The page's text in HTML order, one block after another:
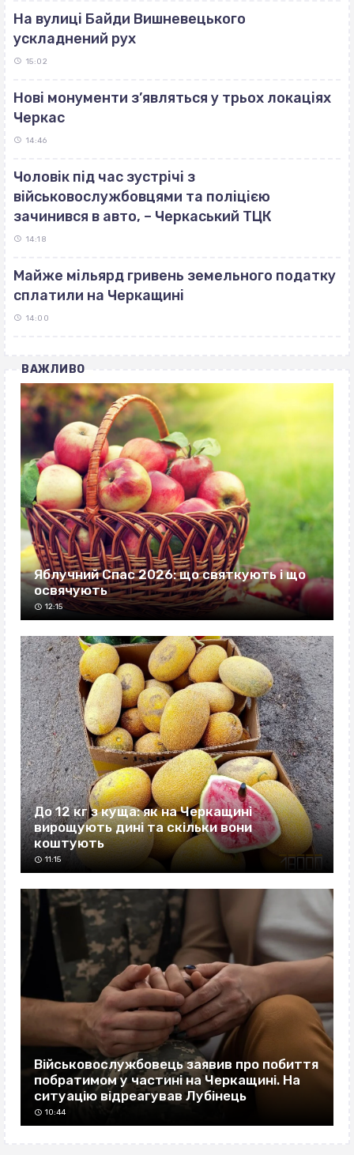
На вулиці Байди Вишневецького
ускладнений рух
15:02
Нові монументи з’являться у трьох локаціях
Черкас
14:46
Чоловік під час зустрічі з
військовослужбовцями та поліцією
зачинився в авто, – Черкаський ТЦК
14:18
Майже мільярд гривень земельного податку
сплатили на Черкащині
14:00
ВАЖЛИВО
Яблучний Спас 2026: що святкують і що
освячують
12:15
До 12 кг з куща: як на Черкащині
вирощують дині та скільки вони
коштують
11:15
Військовослужбовець заявив про побиття
побратимом у частині на Черкащині. На
ситуацію відреагував Лубінець
10:44